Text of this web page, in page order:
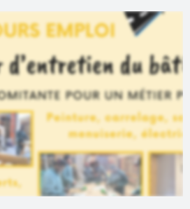
Regards croisés
Ressources pédagogiques
Comprendre et parler
Bienvenue en Belgique
Espace presse
Contacts
Trouver un lieu d’alphabétisation